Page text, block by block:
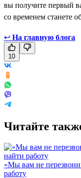
вы получите первый
со временем станете
↩ На главную блога
10
Читайте
«Мы вам не
работу